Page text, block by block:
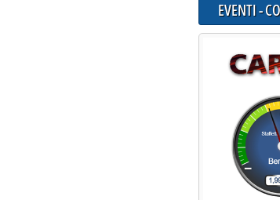
EVENTI -